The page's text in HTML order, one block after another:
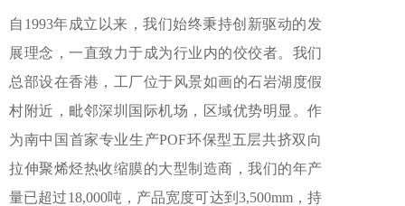
自1993年成立以来，我们始终秉持创新驱动的发
展理念，一直致力于成为行业内的佼佼者。我们
总部设在香港，工厂位于风景如画的石岩湖度假
村附近，毗邻深圳国际机场，区域优势明显。作
为南中国首家专业生产POF环保型五层共挤双向
拉伸聚烯烃热收缩膜的大型制造商，我们的年产
量已超过18,000吨，产品宽度可达到3,500mm，持